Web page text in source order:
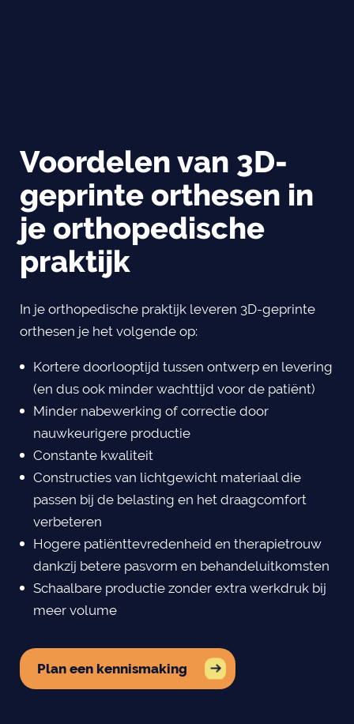
Voordelen van 3D-
geprinte orthesen in
je orthopedische
praktijk
In je orthopedische praktijk leveren 3D-geprinte
orthesen je het volgende op:
Kortere doorlooptijd tussen ontwerp en levering
(en dus ook minder wachttijd voor de patiënt)
Minder nabewerking of correctie door
nauwkeurigere productie
Constante kwaliteit
Constructies van lichtgewicht materiaal die
passen bij de belasting en het draagcomfort
verbeteren
Hogere patiënttevredenheid en therapietrouw
dankzij betere pasvorm en behandeluitkomsten
Schaalbare productie zonder extra werkdruk bij
meer volume
Plan een kennismaking